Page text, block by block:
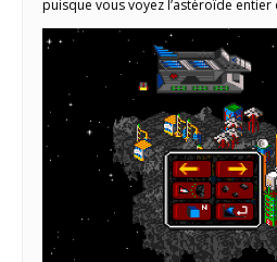
puisque vous voyez l’astéroïde entier